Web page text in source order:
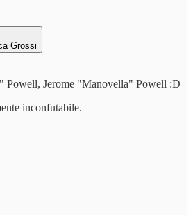
Grossi
Powell, Jerome "Manovella" Powell :D
inconfutabile.